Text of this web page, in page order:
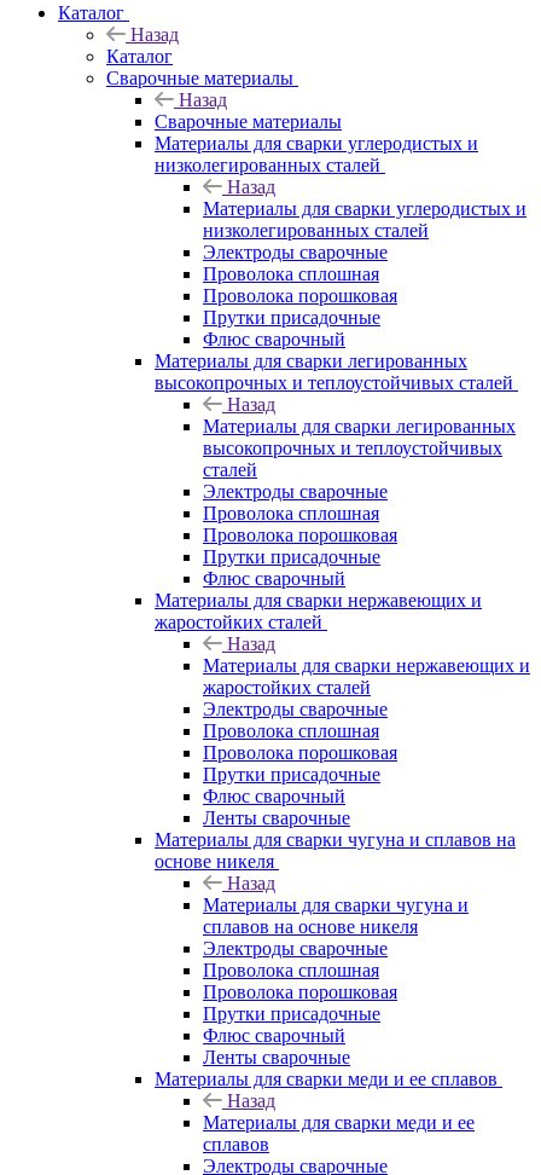
Каталог
Назад
Каталог
Сварочные материалы
Назад
Сварочные материалы
Материалы для сварки углеродистых и
низколегированных сталей
Назад
Материалы для сварки углеродистых и
низколегированных сталей
Электроды сварочные
Проволока сплошная
Проволока порошковая
Прутки присадочные
Флюс сварочный
Материалы для сварки легированных
высокопрочных и теплоустойчивых сталей
Назад
Материалы для сварки легированных
высокопрочных и теплоустойчивых
сталей
Электроды сварочные
Проволока сплошная
Проволока порошковая
Прутки присадочные
Флюс сварочный
Материалы для сварки нержавеющих и
жаростойких сталей
Назад
Материалы для сварки нержавеющих и
жаростойких сталей
Электроды сварочные
Проволока сплошная
Проволока порошковая
Прутки присадочные
Флюс сварочный
Ленты сварочные
Материалы для сварки чугуна и сплавов на
основе никеля
Назад
Материалы для сварки чугуна и
сплавов на основе никеля
Электроды сварочные
Проволока сплошная
Проволока порошковая
Прутки присадочные
Флюс сварочный
Ленты сварочные
Материалы для сварки меди и ее сплавов
Назад
Материалы для сварки меди и ее
сплавов
Электроды сварочные